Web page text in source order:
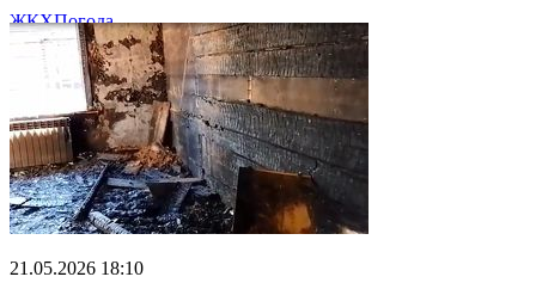
ЖКХПогода
21.05.2026 18:10